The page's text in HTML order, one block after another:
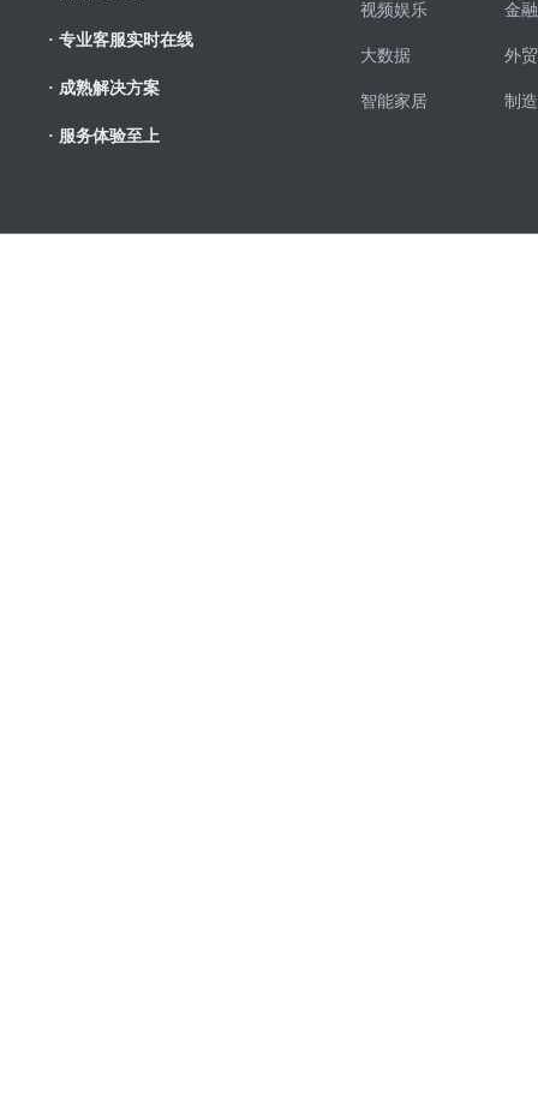
· 专业客服实时在线
· 成熟解决方案
· 服务体验至上
视频娱乐 金
大数据 外
智能家居 制